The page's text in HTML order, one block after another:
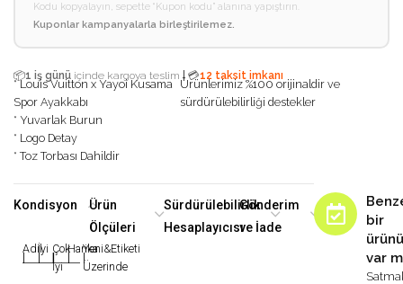
Kodu kopyalayın, sepette “Kupon kodu” alanına yapıştırın.
Kuponlar kampanyalarla birleştirilemez.
📦1 iş günü içinde kargoya teslim | 💳12 taksit imkanı
* Louis Vuitton x Yayoi Kusama
Spor Ayakkabı
* Yuvarlak Burun
* Logo Detay
* Toz Torbası Dahildir
Ürünlerimiz %100 orijinaldir ve
sürdürülebilirliği destekler
Kondisyon
Adilİyi
|
Çok
İyi
Harika
|
Yeni&Etiketi
Üzerinde
Ürün
Ölçüleri
Sürdürülebilirlik
Hesaplayıcısı
Gönderim
ve İade
bir
var